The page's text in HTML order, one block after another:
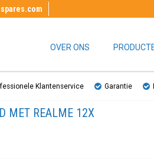
OVER ONS
Klantenservice Garantie
MET REALME 12X